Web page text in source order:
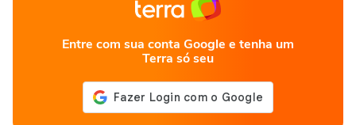
Entre com sua conta Google e tenha um
Terra só seu